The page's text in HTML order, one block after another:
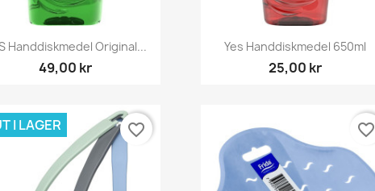
Snabbvy
Handdiskmedel Original...
49,00 kr
Snabbvy
Yes Handdiskmedel 650ml
25,00 kr
I LAGER favorite_border favorite_border